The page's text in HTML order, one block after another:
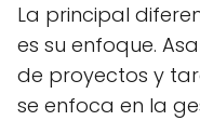
La principal
es su enfoque.
de proyectos y
se enfoca en la